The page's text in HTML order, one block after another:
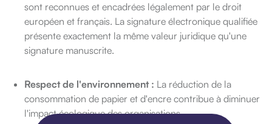
sont reconnues et encadrées légalement par le droit
européen et français. La signature électronique qualifiée
présente exactement la même valeur juridique qu'une
signature manuscrite.
Respect de l'environnement : La réduction de la
consommation de papier et d'encre contribue à diminuer
l'impact écologique des organisations.